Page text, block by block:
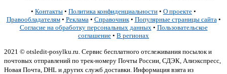
• Контакты • Политика конфиденциальности • О проекте •
Правообладателям• Реклама• Справочник• Популярные страницы сайта•
Согласие на обработку персональных данных• Пользовательское
соглашение • В регионах
2021 © otsledit-posylku.ru. Сервис бесплатного отслеживания посылок и
почтовых отправлений по трек-номеру Почты России, СДЭК, Алиэкспресс,
Новая Почта, DHL и других служб доставки. Информация взята из